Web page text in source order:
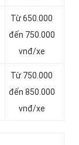
Từ 650.000
đến 750.000
vnđ/xe
Từ 750.000
đến 850.000
vnđ/xe